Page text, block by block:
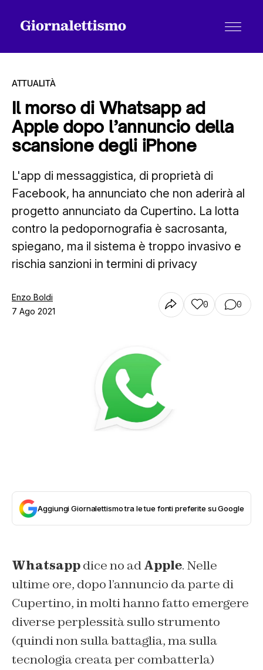
Tutti gli articoli
Chi siamo
Contatti
ATTUALITÀ
Il morso di Whatsapp ad
Apple dopo l’annuncio della
scansione degli iPhone
L'app di messaggistica, di proprietà di
Facebook, ha annunciato che non aderirà al
progetto annunciato da Cupertino. La lotta
contro la pedopornografia è sacrosanta,
spiegano, ma il sistema è troppo invasivo e
rischia sanzioni in termini di privacy
Enzo Boldi
7 Ago 2021
0 0
Aggiungi Giornalettismo tra le tue fonti preferite su Google
Whatsappdice no adApple. Nelle
ultime ore, dopo l’annuncio da parte di
Cupertino, in molti hanno fatto emergere
diverse perplessità sullo strumento
(quindi non sulla battaglia, ma sulla
tecnologia creata per combatterla)